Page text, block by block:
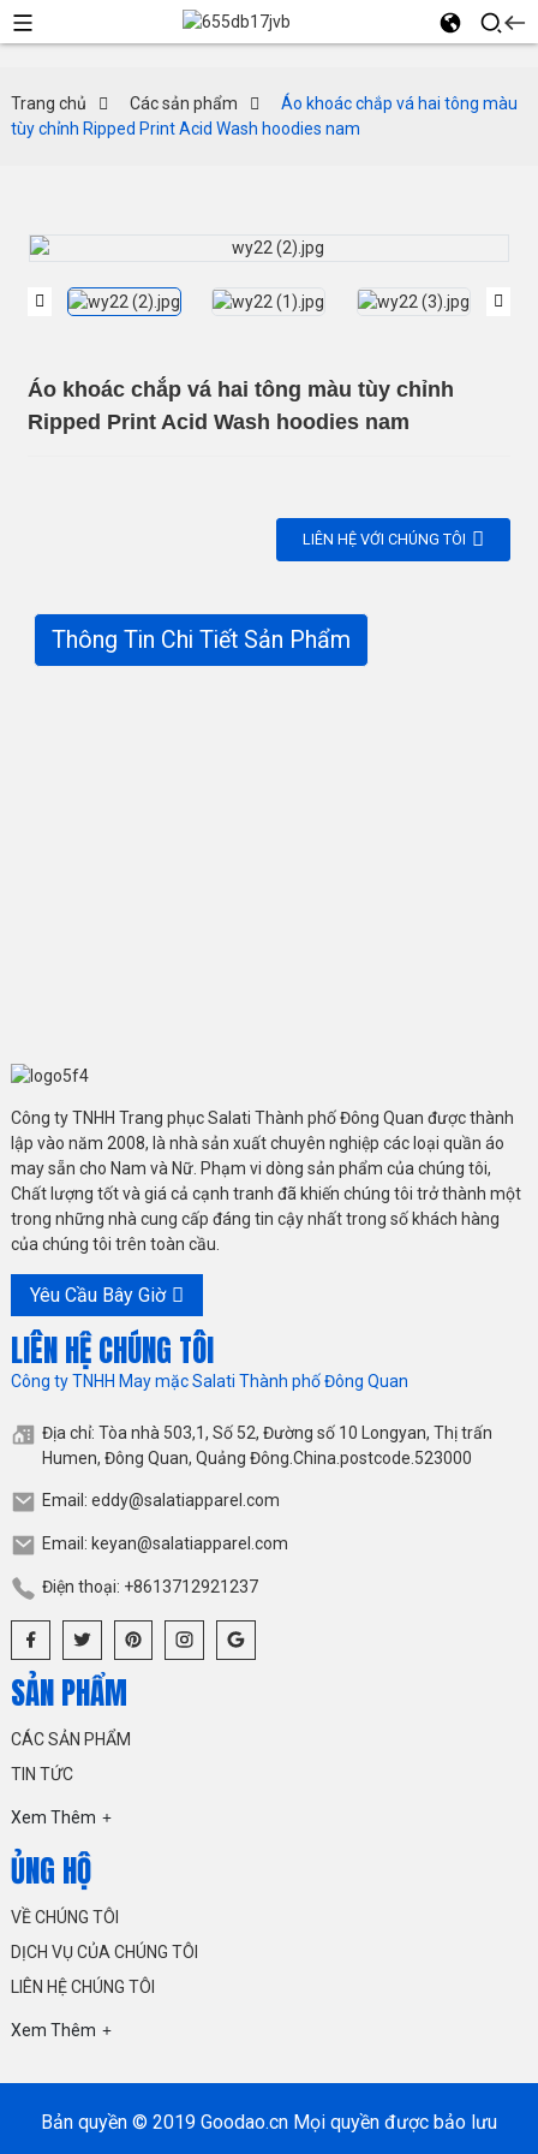
Trang chủ Các sản phẩm
Áo khoác chắp vá hai tông màu
tùy chỉnh Ripped Print Acid Wash hoodies nam
Áo khoác chắp vá hai tông màu tùy chỉnh
Ripped Print Acid Wash hoodies nam
LIÊN HỆ VỚI CHÚNG TÔI
Thông Tin Chi Tiết Sản Phẩm
Công ty TNHH Trang phục Salati Thành phố Đông Quan được thành
lập vào năm 2008, là nhà sản xuất chuyên nghiệp các loại quần áo
may sẵn cho Nam và Nữ. Phạm vi dòng sản phẩm của chúng tôi,
Chất lượng tốt và giá cả cạnh tranh đã khiến chúng tôi trở thành một
trong những nhà cung cấp đáng tin cậy nhất trong số khách hàng
của chúng tôi trên toàn cầu.
Yêu Cầu Bây Giờ
LIÊN HỆ CHÚNG TÔI
Công ty TNHH May mặc Salati Thành phố Đông Quan
Địa chỉ: Tòa nhà 503,1, Số 52, Đường số 10 Longyan, Thị trấn
Humen, Đông Quan, Quảng Đông.China.postcode.523000
Email: eddy@salatiapparel.com
Email: keyan@salatiapparel.com
Điện thoại: +8613712921237
SẢN PHẨM
CÁC SẢN PHẨM
TIN TỨC
Xem Thêm
ỦNG HỘ
VỀ CHÚNG TÔI
DỊCH VỤ CỦA CHÚNG TÔI
LIÊN HỆ CHÚNG TÔI
Xem Thêm
Bản quyền © 2019 Goodao.cn Mọi quyền được bảo lưu